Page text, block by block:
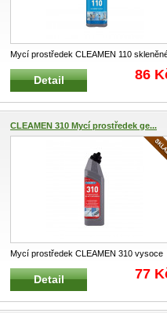
Mycí prostředek CLEAMEN 110
plochy 1L Vhodný k mytí oken, sk...
Detail 86
CLEAMEN 310 Mycí prostředek ge...
Mycí prostředek CLEAMEN 310 vysoce
kyselý na WC a keramiku 750 ml Gel ...
Detail 77